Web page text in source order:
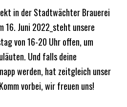
in der Stadtwächter Brauerei
16. Juni 2022_steht unsere
von 16-20 Uhr offen, um
Und falls deine
werden, hat zeitgleich unser
vorbei, wir freuen uns!